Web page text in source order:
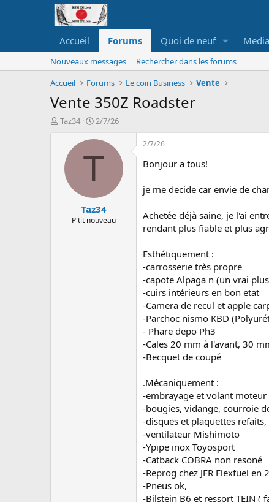
Accueil Forums Quoi de neuf Media
Nouveaux messages
Rechercher dans les forums
Accueil
Forums Le coin Business Vente
Vente 350Z Roadster
A
Taz34
D
t
é
b
u
2/7/26
T
Taz34
P'tit nouveau
2/7/26
Bonjour a tous!
je me decide car envie de
Achetée déjà saine, je l'ai
rendant plus fiable et plus
Esthétiquement :
-carrosserie très propre
-capote Alpaga n (un vrai
-cuirs intérieurs en bon etat
-Camera de recul et apple
-Parchoc nismo KBD
- Phare depo Ph3
-Cales 20 mm à l'avant, 30
-Becquet de coupé
.Mécaniquement :
-embrayage et volant
-bougies, vidange, courroie
-disques et plaquettes refaits,
-ventilateur Mishimoto
-Ypipe inox Toyosport
-Catback COBRA non resoné
-Reprog chez JFR Flexfuel en
-Pneus ok,
-Bilstein B6 et ressort TEIN (